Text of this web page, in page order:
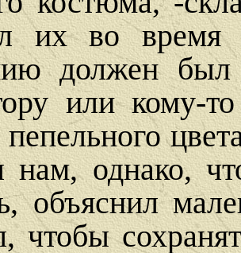
их во время
должен был
или кому-
нам, однако,
объяснил
чтобы